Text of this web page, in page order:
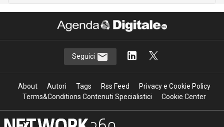
Seguici
About Autori Tags Rss Feed
Privacy e Cookie Policy
Terms&Conditions Contenuti Specialistici
Cookie Center